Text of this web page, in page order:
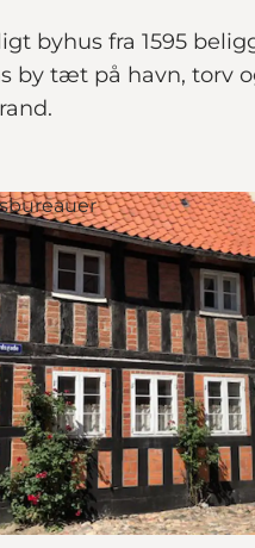
byhus fra 1595
by tæt på havn, torv